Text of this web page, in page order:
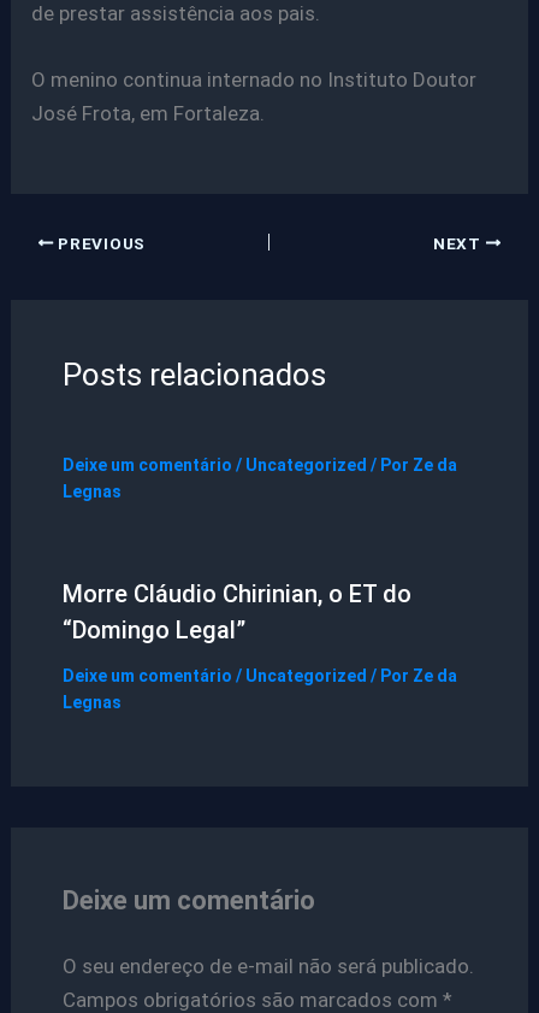
de prestar assistência aos pais.
O menino continua internado no Instituto Doutor
José Frota, em Fortaleza.
PREVIOUS NEXT
Posts relacionados
Deixe um comentário / Uncategorized / Por Ze da
Legnas
Morre Cláudio Chirinian, o ET do
“Domingo Legal”
Deixe um comentário / Uncategorized / Por Ze da
Legnas
Deixe um comentário
O seu endereço de e-mail não será publicado.
Campos obrigatórios são marcados com *